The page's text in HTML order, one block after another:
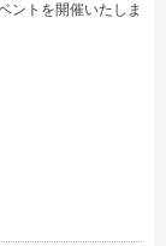
ントを開催いたしま